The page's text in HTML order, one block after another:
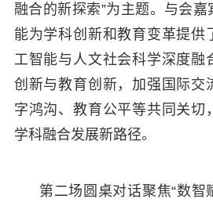
融合的新探索”为主题。与会
能为学科创新和教育变革提供
工智能与人文社会科学深度融
创新与教育创新，加强国际交
字鸿沟、教育公平等共同关切
学科融合发展新路径。
第二场圆桌对话聚焦“数智